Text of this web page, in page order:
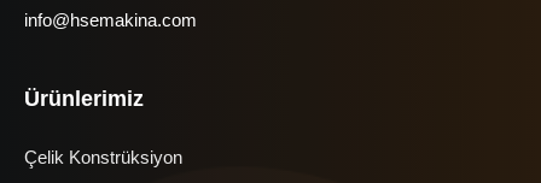
info@hsemakina.com
Ürünlerimiz
Çelik Konstrüksiyon